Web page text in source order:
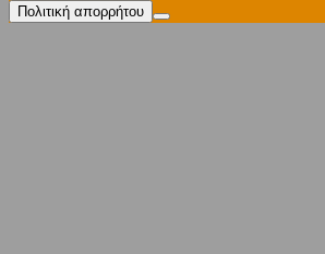
Πολιτική απορρήτου